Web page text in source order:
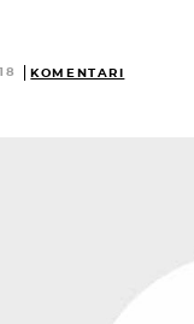
KOMENTARI